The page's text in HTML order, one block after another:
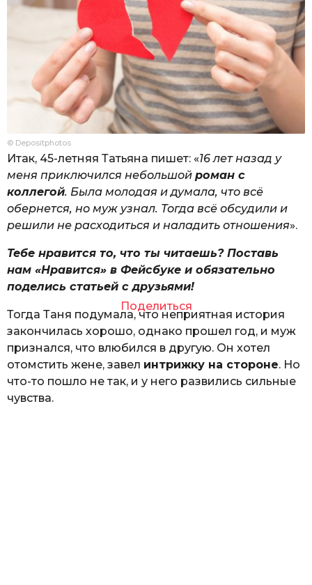
© Depositphotos
Итак, 45-летняя Татьяна пишет: «16 лет назад у
меня приключился небольшой роман с
коллегой. Была молодая и думала, что всё
обернется, но муж узнал. Тогда всё обсудили и
решили не расходиться и наладить отношения».
Тебе нравится то, что ты читаешь? Поставь
нам «Нравится» в Фейсбуке и обязательно
поделись статьей с друзьями!
Поделиться
Тогда Таня подумала, что неприятная история
закончилась хорошо, однако прошел год, и муж
признался, что влюбился в другую. Он хотел
отомстить жене, завел интрижку на стороне. Но
что-то пошло не так, и у него развились сильные
чувства.